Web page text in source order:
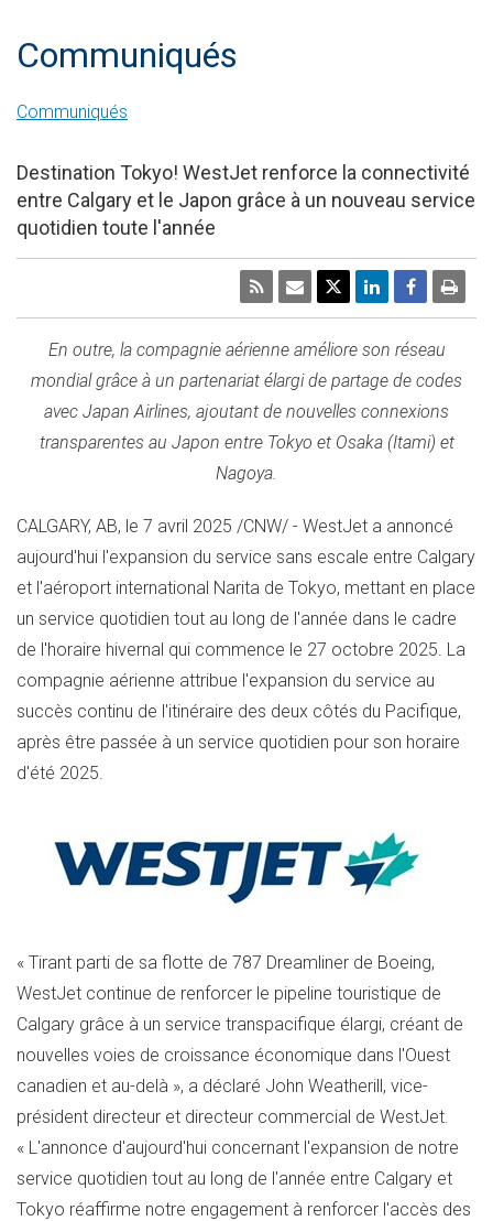
Communiqués
Communiqués
Destination Tokyo! WestJet renforce la connectivité
entre Calgary et le Japon grâce à un nouveau service
quotidien toute l'année
En outre, la compagnie aérienne améliore son réseau
mondial grâce à un partenariat élargi de partage de codes
avec Japan Airlines, ajoutant de nouvelles connexions
transparentes au Japon entre Tokyo et Osaka(Itami) et
Nagoya
CALGARY, AB, le 7 avril 2025 /CNW/ - WestJet a annoncé
aujourd'hui l'expansion du service sans escale entre Calgary
et l'aéroport international Narita de Tokyo, mettant en place
un service quotidien tout au long de l'année dans le cadre
de l'horaire hivernal qui commence le 27 octobre 2025. La
compagnie aérienne attribue l'expansion du service au
succès continu de l'itinéraire des deux côtés du Pacifique,
après être passée à un service quotidien pour son horaire
d'été 2025.
« Tirant parti de sa flotte de 787 Dreamliner de Boeing,
WestJet continue de renforcer le pipeline touristique de
Calgary grâce à un service transpacifique élargi, créant de
nouvelles voies de croissance économique dans l'Ouest
canadien et au-delà », a déclaré John Weatherill, vice-
président directeur et directeur commercial de WestJet.
« L'annonce d'aujourd'hui concernant l'expansion de notre
service quotidien tout au long de l'année entre Calgary et
Tokyo réaffirme notre engagement à renforcer l'accès des